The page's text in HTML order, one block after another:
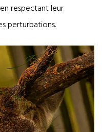
respectant leur
perturbations.